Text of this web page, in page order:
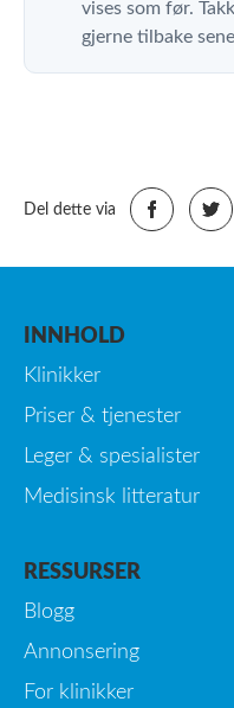
vises som før.
gjerne tilbake
Del dette via
INNHOLD
Klinikker
Priser & tjenester
Leger & spesialister
Medisinsk litteratur
RESSURSER
Blogg
Annonsering
For klinikker